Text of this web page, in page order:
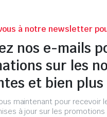
à notre newsletter
nos e-mails
sur les
et bien
maintenant pour recevoir
à jour sur les